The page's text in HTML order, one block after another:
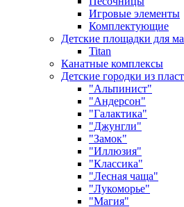
Игровые элементы
Комплектующие
Детские площадки для
Titan
Канатные комплексы
Детские городки из
"Альпинист"
"Андерсон"
"Галактика"
"Джунгли"
"Замок"
"Иллюзия"
"Классика"
"Лесная чаща"
"Лукоморье"
"Магия"